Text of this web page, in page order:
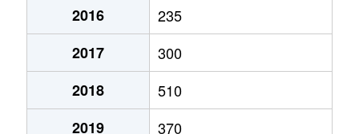
2016
235
2017
300
2018
510
2019
370